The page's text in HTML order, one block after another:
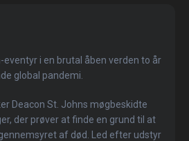
eventyr i en brutal åben verden to år
global pandemi.
Deacon St. Johns møgbeskidte
der prøver at finde en grund til at
af død. Led efter udstyr